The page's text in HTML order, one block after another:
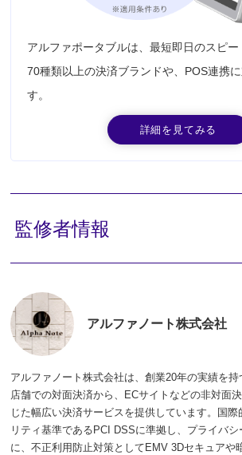
アルファポータブルは、最短即日のスピー
70種類以上の決済ブランドや、POS連携
す。
詳細を見てみる
監修者情報
アルファノート株式会社
アルファノート株式会社は、創業20年の実績を持
店舗での対面決済から、ECサイトなどの非対面
じた幅広い決済サービスを提供しています。国際
リティ基準であるPCI DSSに準拠し、プライバ
に、不正利用防止対策としてEMV 3Dセキュアや